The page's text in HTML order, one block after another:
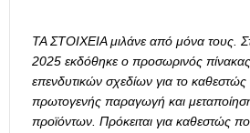
ΤΑ ΣΤΟΙΧΕΙΑ μιλάνε από μόνα τους.
2025 εκδόθηκε ο προσωρινός
επενδυτικών σχεδίων για το
πρωτογενής παραγωγή και
προϊόντων. Πρόκειται για καθεστώς